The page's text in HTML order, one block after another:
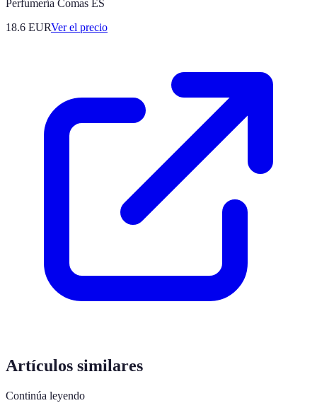
Perfumería Comas ES
18.6 EURVer el precio
Artículos similares
Continúa leyendo